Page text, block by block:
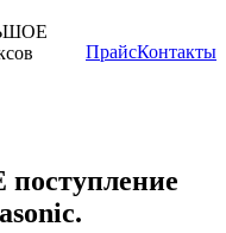
ПрайсКонтакты